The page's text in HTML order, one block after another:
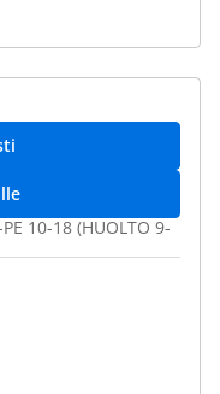
10-18 (HUOLTO 9-